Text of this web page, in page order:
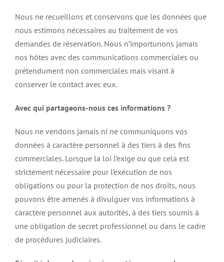
Nous ne recueillons et conservons que les données que
nous estimons nécessaires au traitement de vos
demandes de réservation. Nous n’importunons jamais
nos hôtes avec des communications commerciales ou
prétendument non commerciales mais visant à
conserver le contact avec eux.
Avec qui partageons-nous ces informations ?
Nous ne vendons jamais ni ne communiquons vos
données à caractère personnel à des tiers à des fins
commerciales. Lorsque la loi l’exige ou que cela est
strictement nécessaire pour l’exécution de nos
obligations ou pour la protection de nos droits, nous
pouvons être amenés à divulguer vos informations à
caractère personnel aux autorités, à des tiers soumis à
une obligation de secret professionnel ou dans le cadre
de procédures judiciaires.